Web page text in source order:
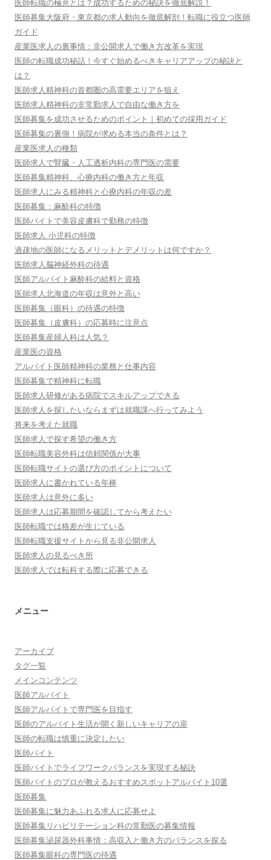
医師転職の極意とは？成功するための秘訣を徹底解説！
医師募集大阪府・東京都の求人動向を徹底解剖！転職に役立つ医師
ガイド
産業医求人の裏事情：非公開求人で働き方改革を実現
医師の転職成功秘話！今すぐ始めるべきキャリアアップの秘訣と
は？
医師求人精神科の首都圏の高需要エリアを狙え
医師求人精神科の非常勤求人で自由な働き方を
医師募集を成功させるためのポイント｜初めての採用ガイド
医師募集の裏側！病院が求める本当の条件とは？
産業医求人の種類
医師求人で腎臓・人工透析内科の専門医の需要
医師募集精神科、心療内科の働き方と年収
医師求人にみる精神科と心療内科の年収の差
医師募集：麻酔科の特徴
医師バイトで美容皮膚科で勤務の特徴
医師求人 小児科の特徴
過疎地の医師になるメリットとデメリットは何ですか？
医師求人脳神経外科の待遇
医師アルバイト麻酔科の給料と資格
医師求人北海道の年収は意外と高い
医師募集（眼科）の待遇の特徴
医師募集（皮膚科）の応募時に注意点
医師募集産婦人科は人気？
産業医の資格
アルバイト医師精神科の業務と仕事内容
医師募集で精神科に転職
医師求人研修がある病院でスキルアップできる
医師求人を探したいならまずは就職課へ行ってみよう
将来を考えた就職
医師求人で探す希望の働き方
医師転職美容外科は信頼関係が大事
医師転職サイトの選び方のポイントについて
医師求人に書かれている年棒
医師求人は意外に多い
医師求人は応募期間を確認してから考えたい
医師転職では格差が生じている
医師転職支援サイトから見る非公開求人
医師求人の見るべき所
医師求人では転科する際に応募できる
メニュー
アーカイブ
タグ一覧
メインコンテンツ
医師アルバイト
医師アルバイトで専門医を目指す
医師のアルバイト生活が開く新しいキャリアの扉
医師の転職は慎重に決定したい
医師バイト
医師バイトでライフワークバランスを実現する秘訣
医師バイトのプロが教えるおすすめスポットアルバイト10選
医師募集
医師募集に魅力あふれる求人に応募せよ
医師募集リハビリテーション科の常勤医の募集情報
医師募集泌尿器外科事情：高収入と働き方のバランスを探る
医師募集眼科の専門医の待遇